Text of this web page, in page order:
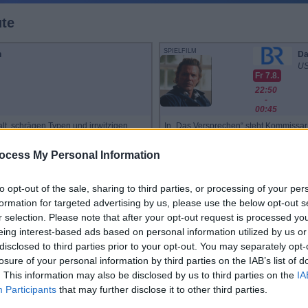
My Personal Information
opt-out of the sale, sharing to third parties, or processing of your
for targeted advertising by us, please use the below opt-out
selection. Please note that after your opt-out request is processed
interest-based ads based on personal information utilized by us
to third parties prior to your opt-out. You may separately
of your personal information by third parties on the IAB’s list of
This information may also be disclosed by us to third parties on the
Participants that may further disclose it to other third parties.
schrägen Typen und irrwitzigen
und Jules Winnfield. Bleibt ihnen
noch Zeit, dann
Fußmassagen, Fastfood und
um, die ihrem ...
SPIELFILM
Fr 7.8.
22:50
-
00:45
In „Das Versprechen“ steht
Ein letztes Mal lässt er sich
abgelegenen Bergdorf wurde ein
rasch gelöst, ein Verdächtiger
Eight
Bürgerkrieg: Eine Kutsche bahnt
SPIELFILM
Fr 7.8.
14:00
-
Bretagne, Ende der 60er Jahre: Der